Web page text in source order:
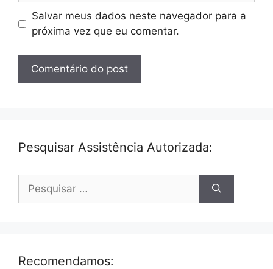
Salvar meus dados neste navegador para a
próxima vez que eu comentar.
Pesquisar Assistência Autorizada:
por:
Recomendamos: